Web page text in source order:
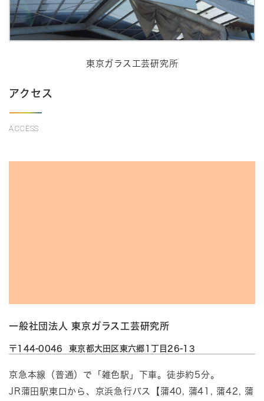
東京ガラス工芸研究所
アクセス
ACCESS
一般社団法人 東京ガラス工芸研究所
〒144-0046 東京都大田区東六郷1丁目26-13
京急本線（普通）で「雑色駅」下車。徒歩約5分。
JR蒲田駅東口から、京浜急行バス【蒲40, 蒲41, 蒲42, 蒲